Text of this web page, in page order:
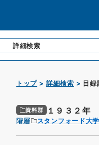
詳細検索
トップ 詳細検索 目録
資料群 １９３２年
階層 スタンフォード大